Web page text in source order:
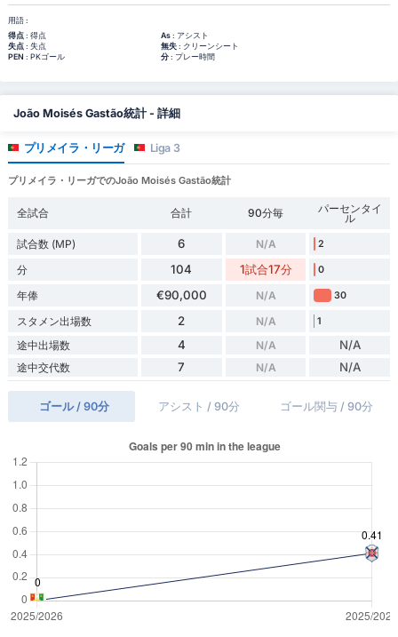
用語 :
得点: 得点 As: アシスト
失点: 失点 無失: クリーンシート
PEN : PKゴール 分: プレー時間
João Moisés Gastão統計 - 詳細
プリメイラ・リーガ Liga 3
プリメイラ・リーガでのJoão Moisés Gastão統計
全試合 合計 90分毎 パーセンタイ
ル
試合数 (MP)
6 N/A 2
分 104 1試合17分 0
年俸 €90,000 N/A 30
スタメン出場数 2 N/A 1
途中出場数 4 N/A N/A
途中交代数 7 N/A N/A
ゴール / 90分 アシスト / 90分 ゴール関与 / 90分